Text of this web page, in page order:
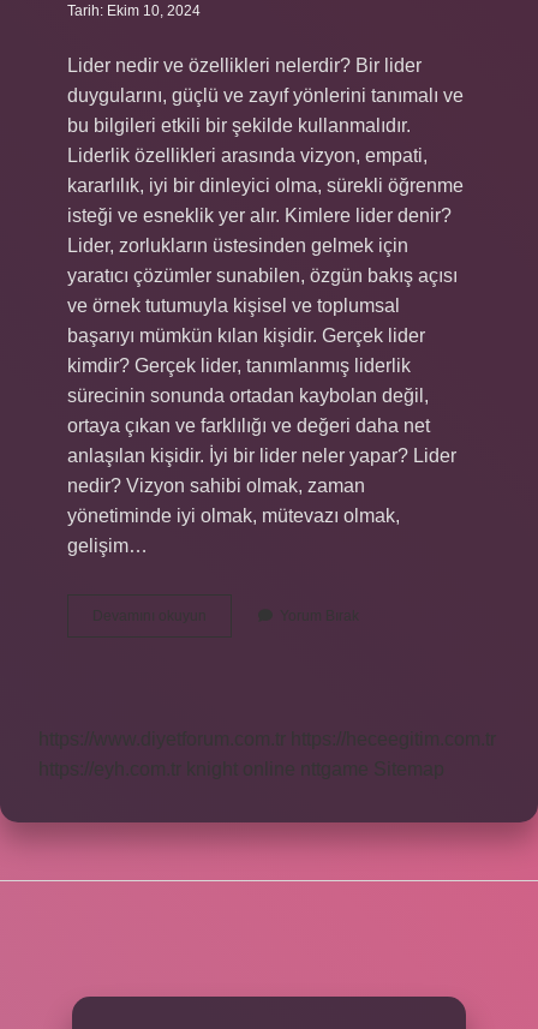
Tarih: Ekim 10, 2024
Lider nedir ve özellikleri nelerdir? Bir lider
duygularını, güçlü ve zayıf yönlerini tanımalı ve
bu bilgileri etkili bir şekilde kullanmalıdır.
Liderlik özellikleri arasında vizyon, empati,
kararlılık, iyi bir dinleyici olma, sürekli öğrenme
isteği ve esneklik yer alır. Kimlere lider denir?
Lider, zorlukların üstesinden gelmek için
yaratıcı çözümler sunabilen, özgün bakış açısı
ve örnek tutumuyla kişisel ve toplumsal
başarıyı mümkün kılan kişidir. Gerçek lider
kimdir? Gerçek lider, tanımlanmış liderlik
sürecinin sonunda ortadan kaybolan değil,
ortaya çıkan ve farklılığı ve değeri daha net
anlaşılan kişidir. İyi bir lider neler yapar? Lider
nedir? Vizyon sahibi olmak, zaman
yönetiminde iyi olmak, mütevazı olmak,
gelişim…
Devamını okuyun
Kime
Yorum Bırak
https://www.diyetforum.com.tr
https://heceegitim.com.tr
https://eyh.com.tr
knight online nttgame Sitemap